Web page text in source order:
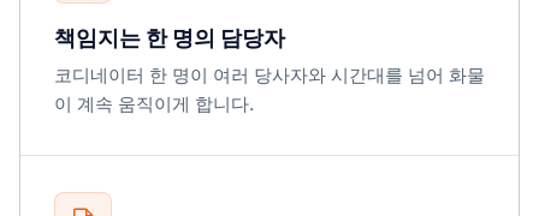
책임지는 한 명의 담당자
코디네이터 한 명이 여러 당사자와 시간대를 넘어 화물
이 계속 움직이게 합니다.